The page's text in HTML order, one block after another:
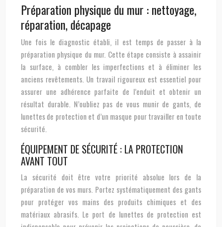
Préparation physique du mur : nettoyage,
réparation, décapage
Une fois le diagnostic établi, il est temps de passer à la
préparation physique du mur. Cette étape consiste à assainir
la surface, à combler les imperfections et à éliminer les
anciens revêtements. Un travail rigoureux est essentiel pour
assurer une adhérence parfaite de l’enduit et obtenir un
résultat durable. N’oubliez pas de vous munir de gants, de
lunettes de protection et d’un masque pour travailler en toute
sécurité.
ÉQUIPEMENT DE SÉCURITÉ : LA PROTECTION
AVANT TOUT
La sécurité doit être votre priorité absolue lors de la
préparation de vos murs. Portez systématiquement des gants
pour protéger vos mains des produits chimiques et des
matériaux abrasifs. Le port de lunettes de protection est